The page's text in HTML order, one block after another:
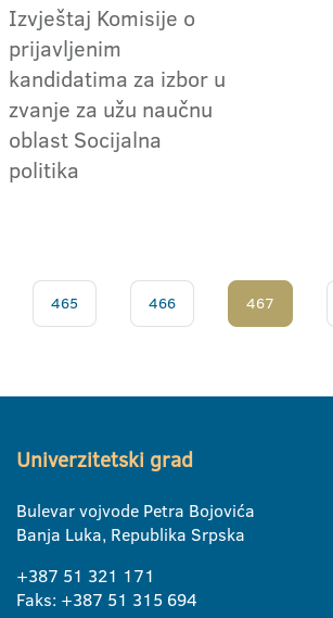
Izvještaj Komisije o
prijavljenim
kandidatima za izbor u
zvanje za užu naučnu
oblast Socijalna
politika
465 466 467
Univerzitetski grad
Bulevar vojvode Petra Bojovića
Banja Luka, Republika Srpska
+387 51 321 171
Faks: +387 51 315 694